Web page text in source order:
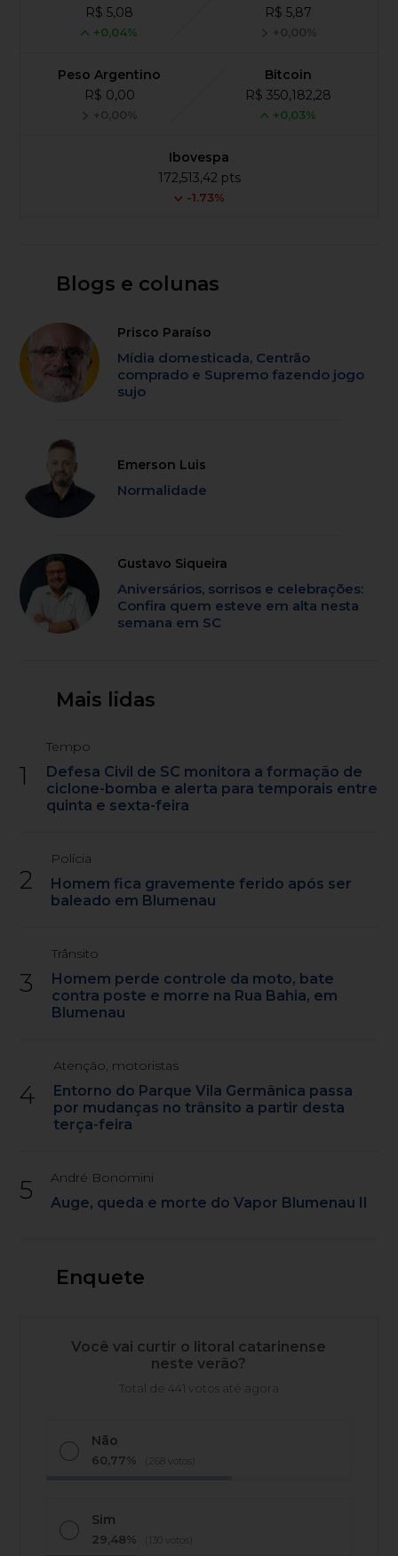
R$ 5,08
+0,04%
R$ 5,87
+0,00%
Peso Argentino
R$ 0,00
+0,00%
Bitcoin
R$ 350,182,28
+0,03%
Ibovespa
172,513,42 pts
-1.73%
Blogs e colunas
Prisco Paraíso
Mídia domesticada, Centrão
comprado e Supremo fazendo jogo
sujo
Emerson Luis
Normalidade
Gustavo Siqueira
Aniversários, sorrisos e celebrações:
Confira quem esteve em alta nesta
semana em SC
Mais lidas
1
Tempo
Defesa Civil de SC monitora a formação de
ciclone-bomba e alerta para temporais entre
quinta e sexta-feira
2
Polícia
Homem fica gravemente ferido após ser
baleado em Blumenau
3
Trânsito
Homem perde controle da moto, bate
contra poste e morre na Rua Bahia, em
Blumenau
4
Atenção, motoristas
Entorno do Parque Vila Germânica passa
por mudanças no trânsito a partir desta
terça-feira
5 André Bonomini
Auge, queda e morte do Vapor Blumenau II
Enquete
Você vai curtir o litoral catarinense
neste verão?
Total de 441 votos até agora
Não
60,77% (268 votos)
Sim
29,48% (130 votos)